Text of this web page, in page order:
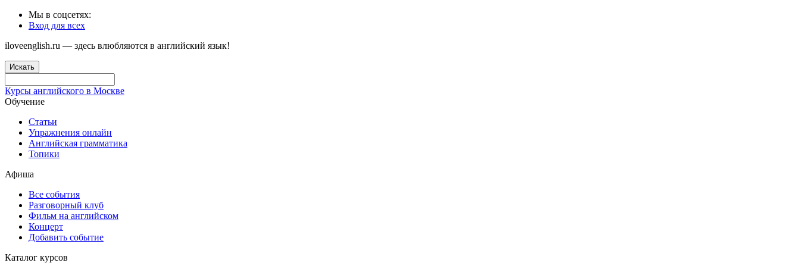
Мы в соцсетях:
Вход для всех
iloveenglish.ru — здесь влюбляются в английский язык!
Искать
Курсы английского в Москве
Обучение
Статьи
Упражнения онлайн
Английская грамматика
Топики
Афиша
Все события
Разговорный клуб
Фильм на английском
Концерт
Добавить событие
Каталог курсов